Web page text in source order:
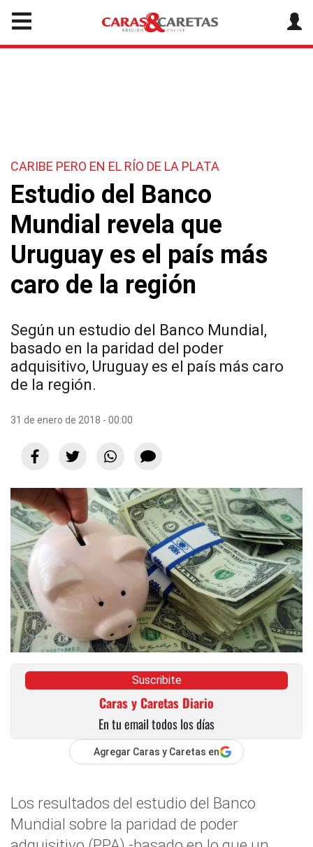
CARIBE PERO EN EL RÍO DE LA PLATA
Estudio del Banco
Mundial revela que
Uruguay es el país más
caro de la región
Según un estudio del Banco Mundial,
basado en la paridad del poder
adquisitivo, Uruguay es el país más caro
de la región.
31 de enero de 2018 - 00:00
Suscribite
Caras y Caretas Diario
En tu email todos los días
Agregar Caras y Caretas en
Los resultados del estudio del Banco
Mundial sobre la paridad de poder